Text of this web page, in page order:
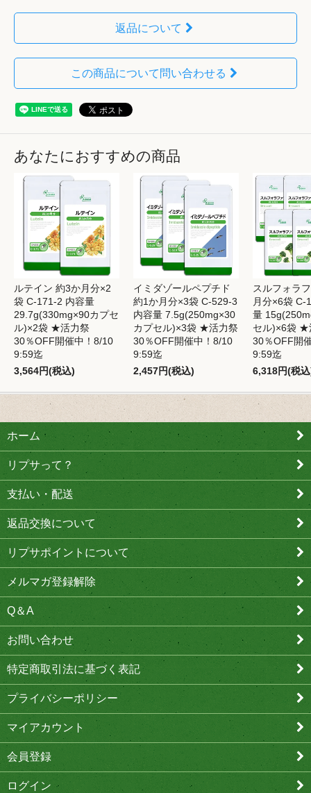
返品について
この商品について問い合わせる
あなたにおすすめの商品
ルテイン 約3か月分×2
袋 C-171-2 内容量
29.7g(330mg×90カプセ
ル)×2袋 ★活力祭
30％OFF開催中！8/10
9:59迄
3,564円(税込)
イミダゾールペプチド
約1か月分×3袋 C-529-3
内容量 7.5g(250mg×30
カプセル)×3袋 ★活力祭
30％OFF開催中！8/10
9:59迄
2,457円(税込)
スルフォラ
月分×6袋 C-
量
セル)×6袋 ★
30％OFF開
9:59迄
6,318円(税
ホーム
リプサって？
支払い・配送
返品交換について
リプサポイントについて
メルマガ登録解除
Q＆A
お問い合わせ
特定商取引法に基づく表記
プライバシーポリシー
マイアカウント
会員登録
ログイン